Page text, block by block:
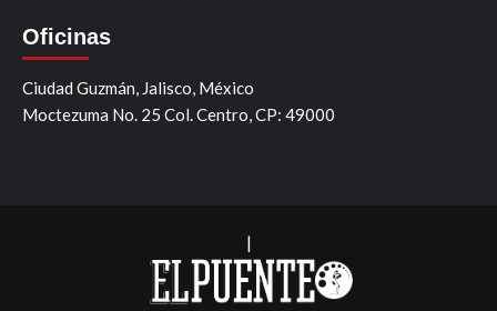
Oficinas
Ciudad Guzmán, Jalisco, México
Moctezuma No. 25 Col. Centro, CP: 49000
|